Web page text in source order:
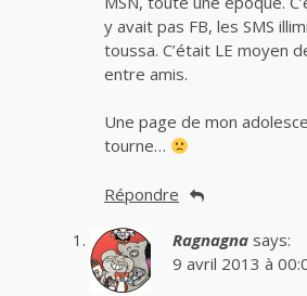
y avait pas FB, les SMS
toussa. C’était LE moyen
entre amis.
Une page de mon
tourne…
Répondre
Ragnagna says:
9 avril 2013 à